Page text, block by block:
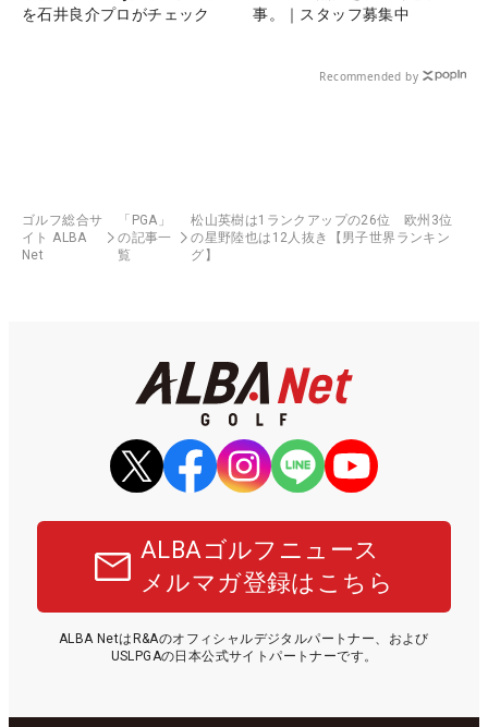
を石井良介プロがチェック
事。｜スタッフ募集中
Recommended by
ゴルフ総合サ
イト ALBA
Net
「PGA」
の記事一
覧
松山英樹は1ランクアップの26位 欧州3位
の星野陸也は12人抜き【男子世界ランキン
グ】
ALBAゴルフニュース
メルマガ登録はこちら
ALBA NetはR&Aのオフィシャルデジタルパートナー、および
USLPGAの日本公式サイトパートナーです。